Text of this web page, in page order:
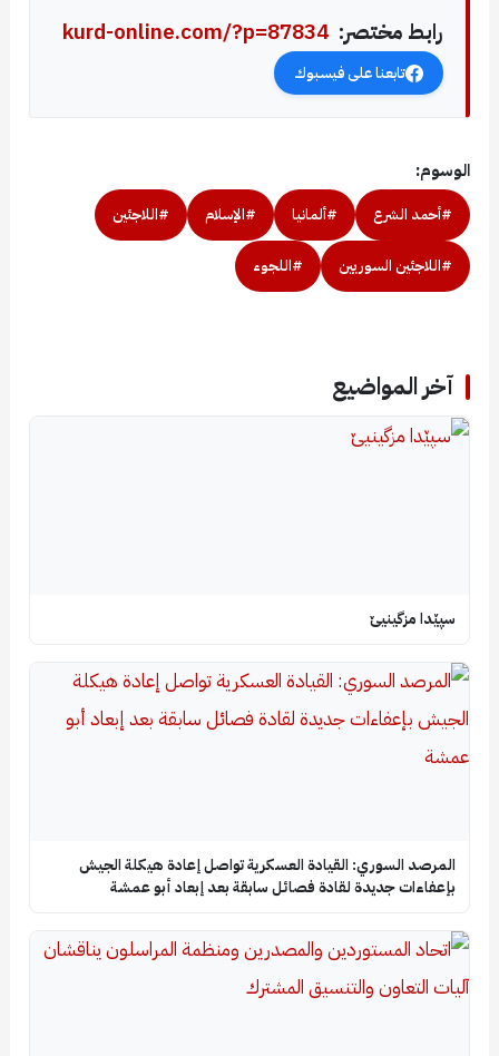
رابط مختصر: kurd-online.com/?p=87834
تابعنا على فيسبوك
الوسوم:
#أحمد الشرع #ألمانيا #الإسلام #اللاجئين
#اللاجئين السوريين #اللجوء
آخر المواضيع
سپێدا مزگینیێ
المرصد السوري: القيادة العسكرية تواصل إعادة هيكلة الجيش
بإعفاءات جديدة لقادة فصائل سابقة بعد إبعاد أبو عمشة